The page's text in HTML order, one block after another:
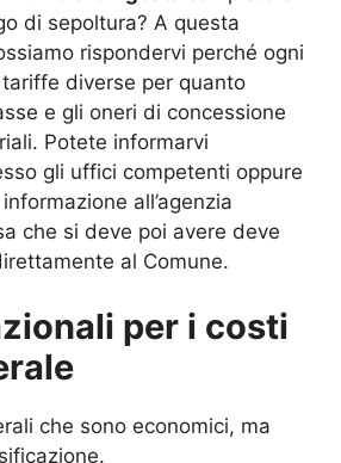
di sepoltura? A questa
rispondervi perché ogni
diverse per quanto
e gli oneri di concessione
Potete informarvi
gli uffici competenti oppure
all’agenzia
che si deve poi avere deve
al Comune.
per i costi
che sono economici, ma